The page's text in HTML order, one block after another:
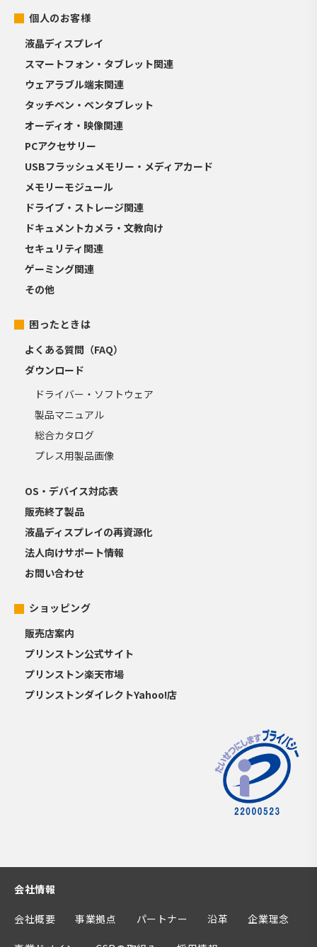
個人のお客様
液晶ディスプレイ
スマートフォン・タブレット関連
ウェアラブル端末関連
タッチペン・ペンタブレット
オーディオ・映像関連
PCアクセサリー
USBフラッシュメモリー・メディアカード
メモリーモジュール
ドライブ・ストレージ関連
ドキュメントカメラ・文教向け
セキュリティ関連
ゲーミング関連
その他
困ったときは
よくある質問（FAQ）
ダウンロード
ドライバー・ソフトウェア
製品マニュアル
総合カタログ
プレス用製品画像
OS・デバイス対応表
販売終了製品
液晶ディスプレイの再資源化
法人向けサポート情報
お問い合わせ
ショッピング
販売店案内
プリンストン公式サイト
プリンストン楽天市場
プリンストンダイレクトYahoo!店
会社情報
会社概要 事業拠点 パートナー 沿革 企業理念